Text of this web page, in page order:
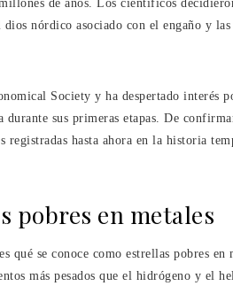
de años. Los científicos
nórdico asociado con el engaño y las
Society y ha despertado interés
sus primeras etapas. De
hasta ahora en la historia
pobres en metales
qué se conoce como estrellas pobres en
más pesados que el hidrógeno y el